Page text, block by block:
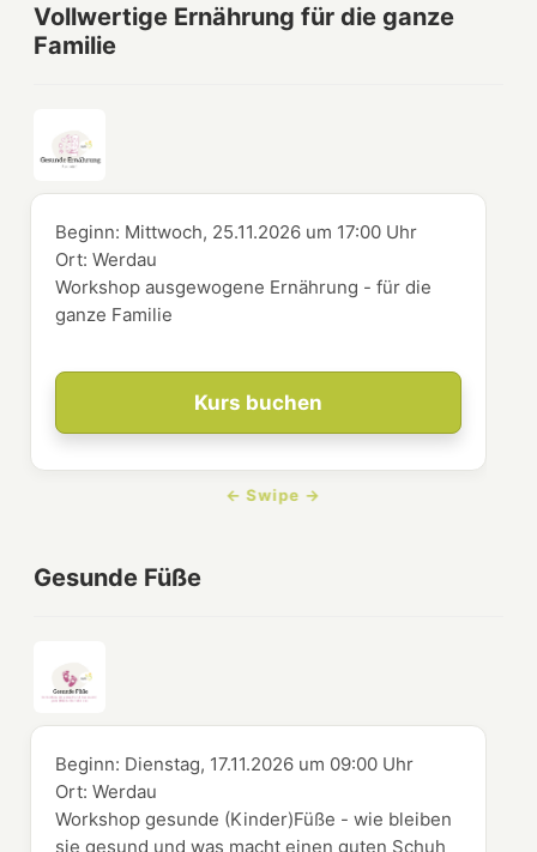
Vollwertige Ernährung für die ganze
Familie
Kurs buchen
Beginn: Mittwoch, 25.11.2026 um 17:00 Uhr
Ort:Werdau
Workshop ausgewogene Ernährung - für die
ganze Familie
Gesunde Füße
Beginn: Dienstag, 17.11.2026 um 09:00 Uhr
Ort:Werdau
Workshop gesunde (Kinder)Füße - wie bleiben
sie gesund und was macht einen guten Schuh